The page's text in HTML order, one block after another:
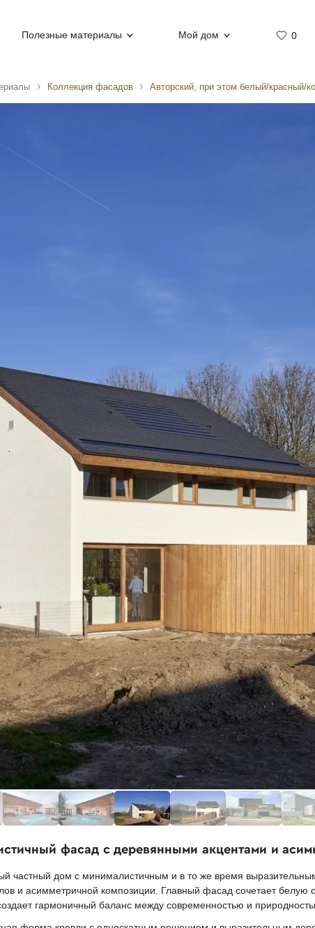
Полезные материалы Мой дом 0
Коллекция фасадов Авторский, при этом белый/красный/
фасад с деревянными акцентами и
частный дом с минималистичным и в то же время
и асимметричной композиции. Главный фасад сочетает белую
гармоничный баланс между современностью и